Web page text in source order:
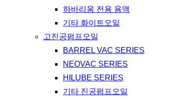
하바리움 전용 용액
기타 화이트오일
고진공펌프오일
BARREL VAC SERIES
NEOVAC SERIES
HILUBE SERIES
기타 진공펌프오일